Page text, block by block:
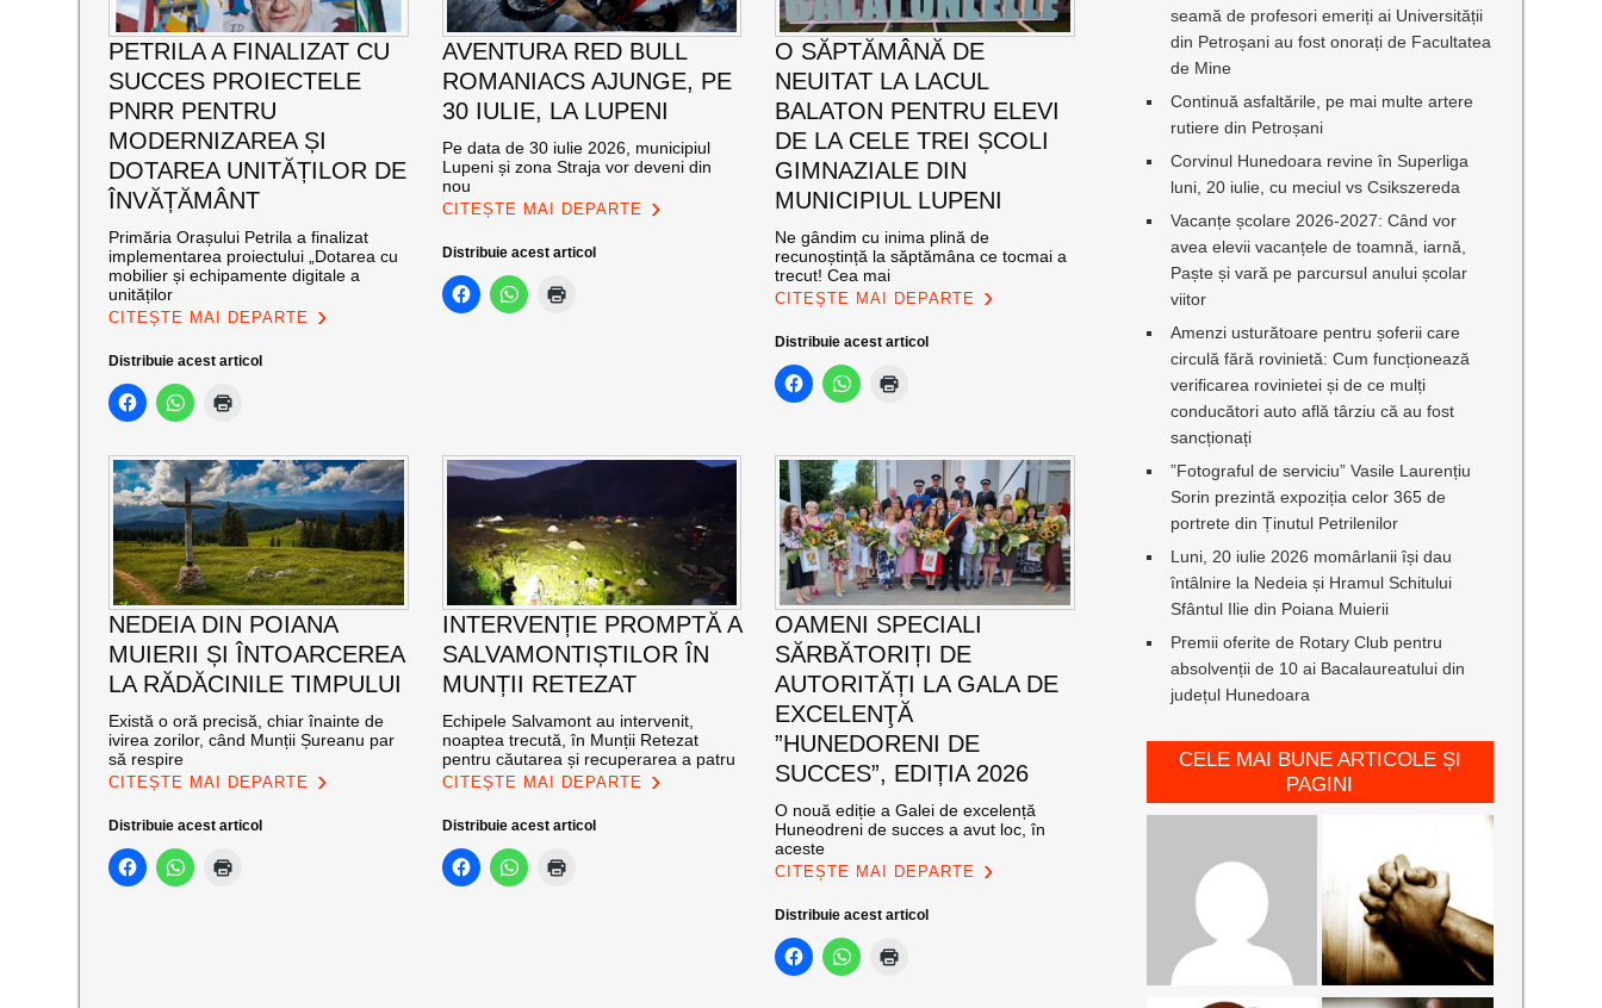
PETRILA A FINALIZAT CU
SUCCES PROIECTELE
PNRR PENTRU
MODERNIZAREA ȘI
DOTAREA UNITĂȚILOR DE
ÎNVĂȚĂMÂNT
Primăria Orașului Petrila a finalizat
implementarea proiectului „Dotarea cu
mobilier și echipamente digitale a
unităților
CITEȘTE MAI DEPARTE
Distribuie acest articol
AVENTURA RED BULL
ROMANIACS AJUNGE, PE
30 IULIE, LA LUPENI
Pe data de 30 iulie 2026, municipiul
Lupeni și zona Straja vor deveni din
nou
CITEȘTE MAI DEPARTE
Distribuie acest articol
O SĂPTĂMÂNĂ DE
NEUITAT LA LACUL
BALATON PENTRU ELEVI
DE LA CELE TREI ȘCOLI
GIMNAZIALE DIN
MUNICIPIUL LUPENI
Ne gândim cu inima plină de
recunoștință la săptămâna ce tocmai a
trecut! Cea mai
CITEȘTE MAI DEPARTE
Distribuie acest articol
NEDEIA DIN POIANA
MUIERII ȘI ÎNTOARCEREA
LA RĂDĂCINILE TIMPULUI
Există o oră precisă, chiar înainte de
ivirea zorilor, când Munții Șureanu par
să respire
CITEȘTE MAI DEPARTE
Distribuie acest articol
INTERVENȚIE PROMPTĂ A
SALVAMONTIȘTILOR ÎN
MUNȚII RETEZAT
Echipele Salvamont au intervenit,
noaptea trecută, în Munții Retezat
pentru căutarea și recuperarea a patru
CITEȘTE MAI DEPARTE
Distribuie acest articol
OAMENI SPECIALI
SĂRBĂTORIȚI DE
AUTORITĂȚI LA GALA DE
EXCELENŢĂ
”HUNEDORENI DE
SUCCES”, EDIȚIA 2026
O nouă ediție a Galei de excelență
Huneodreni de succes a avut loc, în
aceste
CITEȘTE MAI DEPARTE
Distribuie acest articol
seamă de profesori emeriți ai Universității
din Petroșani au fost onorați de Facultatea
de Mine
Continuă asfaltările, pe mai multe artere
rutiere din Petroșani
Corvinul Hunedoara revine în Superliga
luni, 20 iulie, cu meciul vs Csikszereda
Vacanțe școlare 2026-2027: Când vor
avea elevii vacanțele de toamnă, iarnă,
Paște și vară pe parcursul anului școlar
viitor
Amenzi usturătoare pentru șoferii care
circulă fără rovinietă: Cum funcționează
verificarea rovinietei și de ce mulți
conducători auto află târziu că au fost
sancționați
”Fotograful de serviciu” Vasile Laurențiu
Sorin prezintă expoziția celor 365 de
portrete din Ținutul Petrilenilor
Luni, 20 iulie 2026 momârlanii își dau
întâlnire la Nedeia și Hramul Schitului
Sfântul Ilie din Poiana Muierii
Premii oferite de Rotary Club pentru
absolvenții de 10 ai Bacalaureatului din
județul Hunedoara
CELE MAI BUNE ARTICOLE ȘI
PAGINI